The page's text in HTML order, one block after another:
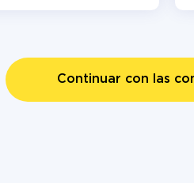
Continuar con las